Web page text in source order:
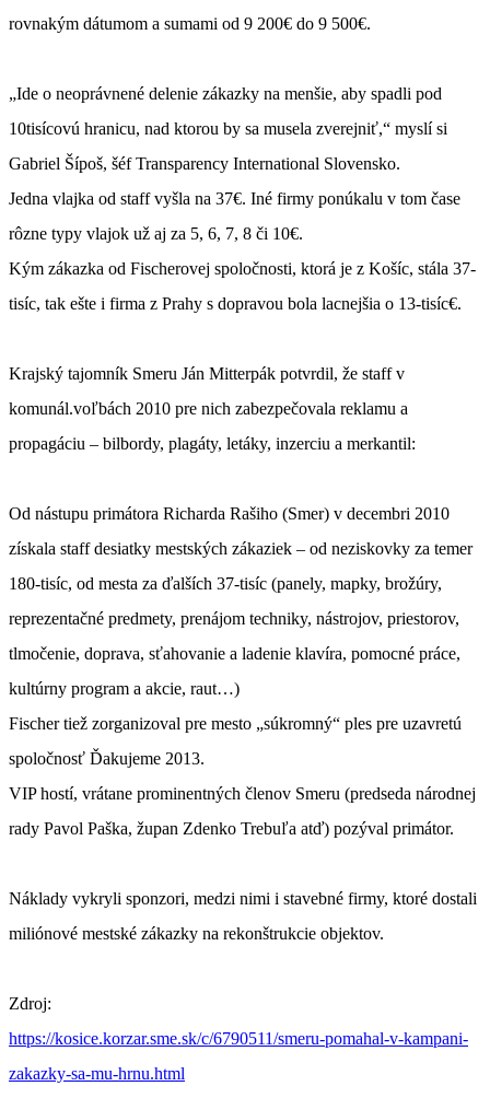
rovnakým dátumom a sumami od 9 200€ do 9 500€.
„Ide o neoprávnené delenie zákazky na menšie, aby spadli pod
10tisícovú hranicu, nad ktorou by sa musela zverejniť,“ myslí si
Gabriel Šípoš, šéf Transparency International Slovensko.
Jedna vlajka od staff vyšla na 37€. Iné firmy ponúkalu v tom čase
rôzne typy vlajok už aj za 5, 6, 7, 8 či 10€.
Kým zákazka od Fischerovej spoločnosti, ktorá je z Košíc, stála 37-
tisíc, tak ešte i firma z Prahy s dopravou bola lacnejšia o 13-tisíc€.
Krajský tajomník Smeru Ján Mitterpák potvrdil, že staff v
komunál.voľbách 2010 pre nich zabezpečovala reklamu a
propagáciu – bilbordy, plagáty, letáky, inzerciu a merkantil:
Od nástupu primátora Richarda Rašiho (Smer) v decembri 2010
získala staff desiatky mestských zákaziek – od neziskovky za temer
180-tisíc, od mesta za ďalších 37-tisíc (panely, mapky, brožúry,
reprezentačné predmety, prenájom techniky, nástrojov, priestorov,
tlmočenie, doprava, sťahovanie a ladenie klavíra, pomocné práce,
kultúrny program a akcie, raut…)
Fischer tiež zorganizoval pre mesto „súkromný“ ples pre uzavretú
spoločnosť Ďakujeme 2013.
VIP hostí, vrátane prominentných členov Smeru (predseda národnej
rady Pavol Paška, župan Zdenko Trebuľa atď) pozýval primátor.
Náklady vykryli sponzori, medzi nimi i stavebné firmy, ktoré dostali
miliónové mestské zákazky na rekonštrukcie objektov.
Zdroj:
https://kosice.korzar.sme.sk/c/6790511/smeru-pomahal-v-kampani-
zakazky-sa-mu-hrnu.html